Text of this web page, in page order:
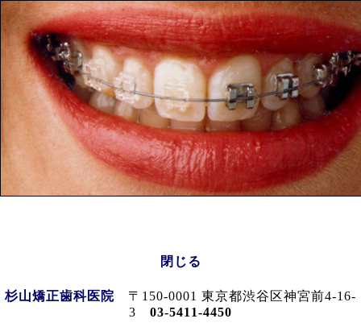
閉じる
杉山矯正歯科医院 〒150-0001 東京都渋谷区神宮前4-16-
3 03-5411-4450